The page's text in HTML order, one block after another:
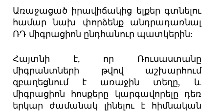
Առաջացած իրավիճակից ելքեր գտնելու
համար նախ փորձենք անդրադառնալ
ՌԴ միգրացիոն ընդհանուր պատկերին:
Հայտնի է, որ Ռուսաստանը
միգրանտների թվով աշխարհում
զբաղեցնում է առաջին տեղը, և
միգրացիոն հոսքերը կարգավորելը դեռ
երկար ժամանակ լինելու է հիմնական